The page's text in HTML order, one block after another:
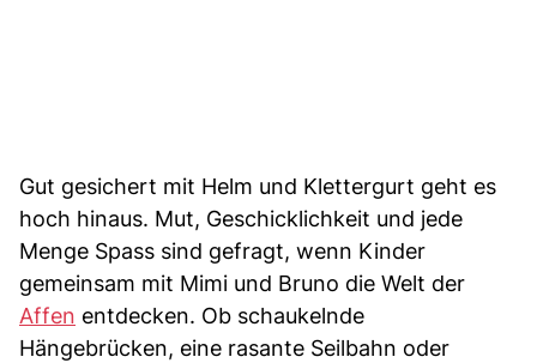
Gut gesichert mit Helm und Klettergurt geht es
hoch hinaus. Mut, Geschicklichkeit und jede
Menge Spass sind gefragt, wenn Kinder
gemeinsam mit Mimi und Bruno die Welt der
Affen entdecken. Ob schaukelnde
Hängebrücken, eine rasante Seilbahn oder